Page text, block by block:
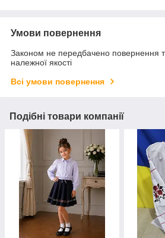
Умови повернення
Законом не передбачено повернення
належної якості
Всі умови повернення
Подібні товари компанії